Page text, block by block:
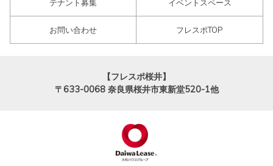
テナント募集 イベントスペース
お問い合わせ フレスポTOP
【フレスポ桜井】
〒633-0068 奈良県桜井市東新堂520-1他